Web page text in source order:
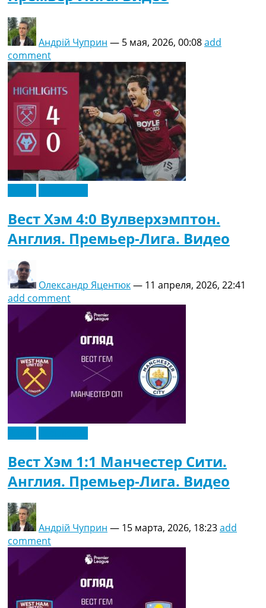
Андрій Чуприн — 5 мая, 2026, 00:08add
comment
Вест Хэм 4:0 Вулверхэмптон.
Англия. Премьер-Лига. Видео
Олександр Яцентюк— 11 апреля, 2026, 22:41
add comment
Вест Хэм 1:1 Манчестер Сити.
Англия. Премьер-Лига. Видео
Андрій Чуприн — 15 марта, 2026, 18:23add
comment